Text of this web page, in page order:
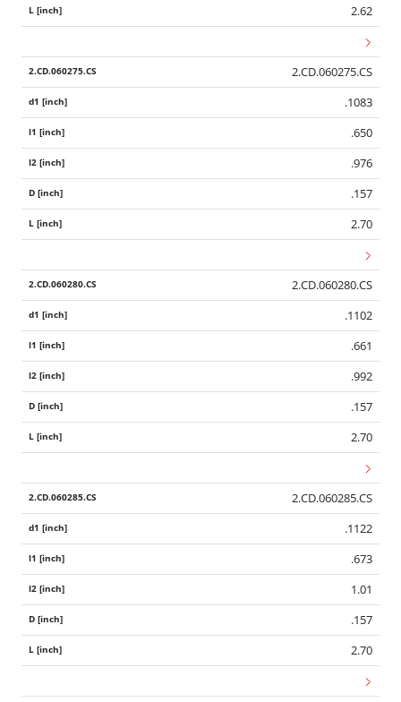
2.62
2.CD.060275.CS
.1083
.650
.976
.157
2.70
2.CD.060280.CS
.1102
.661
.992
.157
2.70
2.CD.060285.CS
.1122
.673
1.01
.157
2.70